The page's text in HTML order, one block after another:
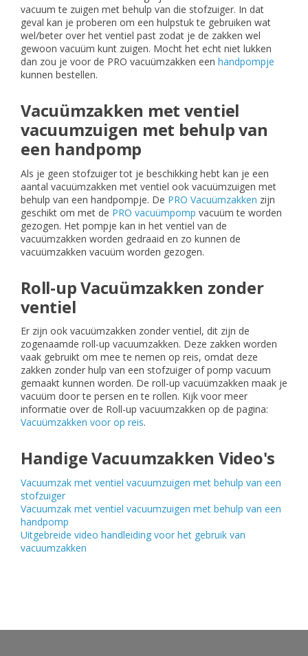
vacuum te zuigen met behulp van die stofzuiger. In dat
geval kan je proberen om een hulpstuk te gebruiken wat
wel/beter over het ventiel past zodat je de zakken wel
gewoon vacuüm kunt zuigen. Mocht het echt niet lukken
dan zou je voor de PRO vacuümzakken een handpompje
kunnen bestellen.
Vacuümzakken met ventiel
vacuumzuigen met behulp van
een handpomp
Als je geen stofzuiger tot je beschikking hebt kan je een
aantal vacuümzakken met ventiel ook vacuümzuigen met
behulp van een handpompje. De PRO Vacuümzakken zijn
geschikt om met de PRO vacuümpomp vacuüm te worden
gezogen. Het pompje kan in het ventiel van de
vacuümzakken worden gedraaid en zo kunnen de
vacuümzakken vacuüm worden gezogen.
Roll-up Vacuümzakken zonder
ventiel
Er zijn ook vacuümzakken zonder ventiel, dit zijn de
zogenaamde roll-up vacuumzakken. Deze zakken worden
vaak gebruikt om mee te nemen op reis, omdat deze
zakken zonder hulp van een stofzuiger of pomp vacuum
gemaakt kunnen worden. De roll-up vacuümzakken maak je
vacuüm door te persen en te rollen. Kijk voor meer
informatie over de Roll-up vacuumzakken op de pagina:
Vacuümzakken voor op reis.
Handige Vacuumzakken Video's
Vacuumzak met ventiel vacuumzuigen met behulp van een
stofzuiger
Vacuumzak met ventiel vacuumzuigen met behulp van een
handpomp
Uitgebreide video handleiding voor het gebruik van
vacuumzakken